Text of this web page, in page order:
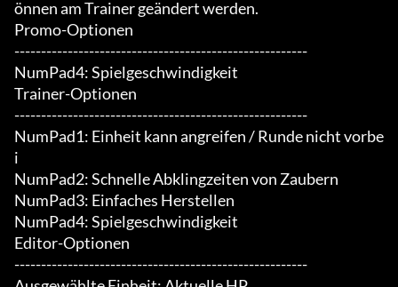
önnen am Trainer geändert werden.
Promo-Optionen
-------------------------------------------------------
NumPad4: Spielgeschwindigkeit
Trainer-Optionen
-------------------------------------------------------
NumPad1: Einheit kann angreifen / Runde nicht vorbe
i
NumPad2: Schnelle Abklingzeiten von Zaubern
NumPad3: Einfaches Herstellen
NumPad4: Spielgeschwindigkeit
Editor-Optionen
-------------------------------------------------------